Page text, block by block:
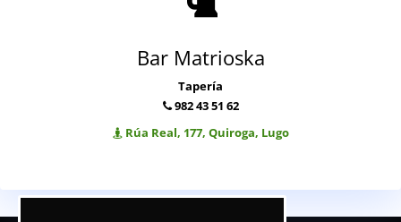
Bar Matrioska
Tapería
982 43 51 62
Rúa Real, 177, Quiroga, Lugo